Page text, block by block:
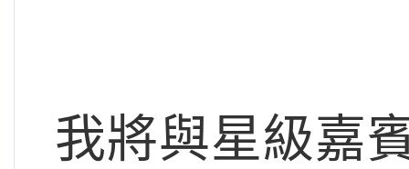
我將與星級嘉